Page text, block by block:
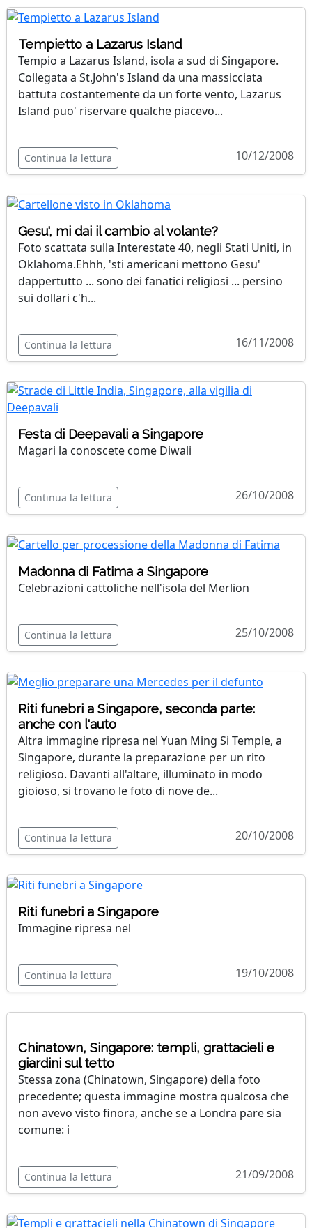
Tempietto a Lazarus Island
Tempio a Lazarus Island, isola a sud di Singapore.
Collegata a St.John's Island da una massicciata
battuta costantemente da un forte vento, Lazarus
Island puo' riservare qualche piacevo...
Continua la lettura 10/12/2008
Gesu', mi dai il cambio al volante?
Foto scattata sulla Interestate 40, negli Stati Uniti, in
Oklahoma.Ehhh, 'sti americani mettono Gesu'
dappertutto ... sono dei fanatici religiosi ... persino
sui dollari c'h...
Continua la lettura 16/11/2008
Festa di Deepavali a Singapore
Magari la conoscete come Diwali
Continua la lettura 26/10/2008
Madonna di Fatima a Singapore
Celebrazioni cattoliche nell'isola del Merlion
Continua la lettura 25/10/2008
Riti funebri a Singapore, seconda parte:
anche con l'auto
Altra immagine ripresa nel Yuan Ming Si Temple, a
Singapore, durante la preparazione per un rito
religioso. Davanti all'altare, illuminato in modo
gioioso, si trovano le foto di nove de...
Continua la lettura 20/10/2008
Riti funebri a Singapore
Immagine ripresa nel
Continua la lettura 19/10/2008
Chinatown, Singapore: templi, grattacieli e
giardini sul tetto
Stessa zona (Chinatown, Singapore) della foto
precedente; questa immagine mostra qualcosa che
non avevo visto finora, anche se a Londra pare sia
comune: i
Continua la lettura 21/09/2008